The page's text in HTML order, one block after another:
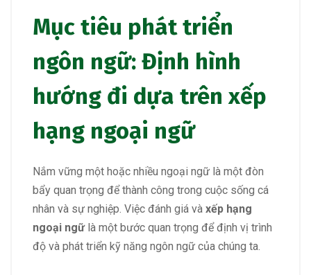
Mục tiêu phát triển
ngôn ngữ: Định hình
hướng đi dựa trên xếp
hạng ngoại ngữ
Nắm vững một hoặc nhiều ngoại ngữ là một đòn
bẩy quan trọng để thành công trong cuộc sống cá
nhân và sự nghiệp. Việc đánh giá và xếp hạng
ngoại ngữlà một bước quan trọng để định vị trình
độ và phát triển kỹ năng ngôn ngữ của chúng ta.